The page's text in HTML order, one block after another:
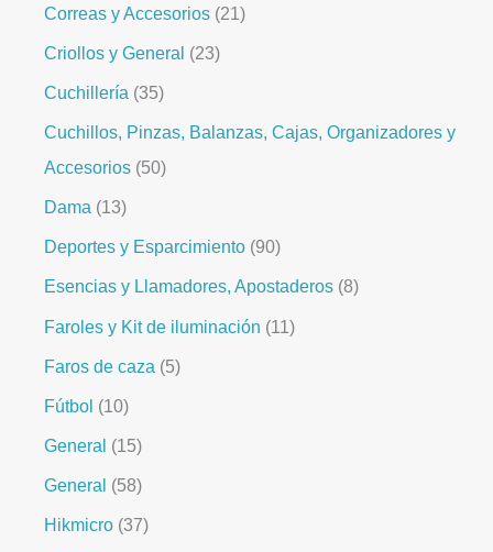
Correas y Accesorios 21
Criollos y General 23
Cuchillería 35
Cuchillos, Pinzas, Balanzas, Cajas, Organizadores y
Accesorios 50
Dama 13
Deportes y Esparcimiento 90
Esencias y Llamadores, Apostaderos 8
Faroles y Kit de iluminación 11
Faros de caza 5
Fútbol 10
General 15
General 58
Hikmicro 37